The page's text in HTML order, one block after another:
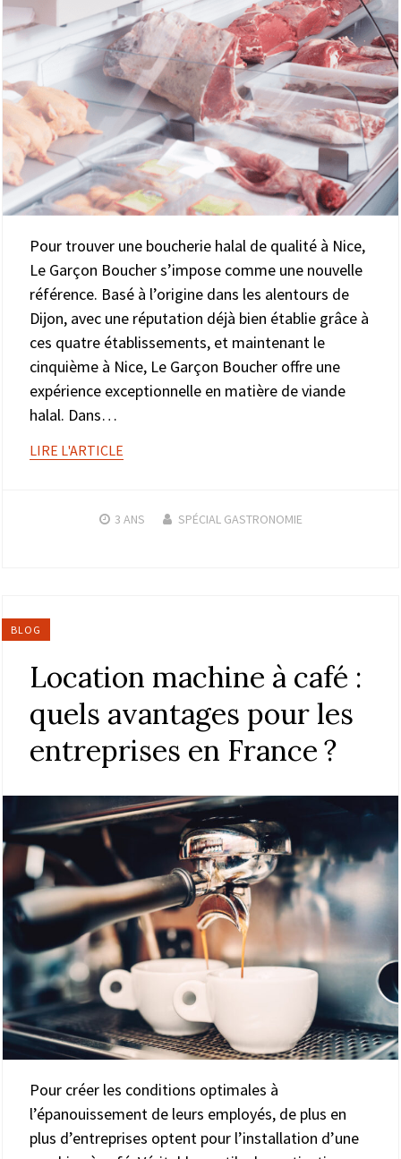
Pour trouver une boucherie halal de qualité à Nice,
Le Garçon Boucher s’impose comme une nouvelle
référence. Basé à l’origine dans les alentours de
Dijon, avec une réputation déjà bien établie grâce à
ces quatre établissements, et maintenant le
cinquième à Nice, Le Garçon Boucher offre une
expérience exceptionnelle en matière de viande
halal. Dans…
LIRE L'ARTICLE
3 ANS SPÉCIAL GASTRONOMIE
BLOG
Location machine à café :
quels avantages pour les
entreprises en France ?
Pour créer les conditions optimales à
l’épanouissement de leurs employés, de plus en
plus d’entreprises optent pour l’installation d’une